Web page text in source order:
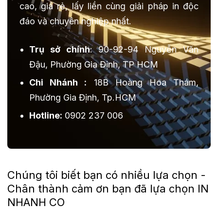
cao, giá rẻ, lấy liền cùng giải pháp in độc
đáo và chuyên nghiệp nhất.
Trụ sở chính: 90-92-94 Nguyễn Văn
Đậu, Phường Gia Định, TP HCM
Chi Nhánh : 18B Hoàng Hoa Thám,
Phường Gia Định, Tp.HCM
Hotline: 0902 237 006
Chúng tôi biết bạn có nhiều lựa chọn -
Chân thành cảm ơn bạn đã lựa chọn IN
NHANH CO